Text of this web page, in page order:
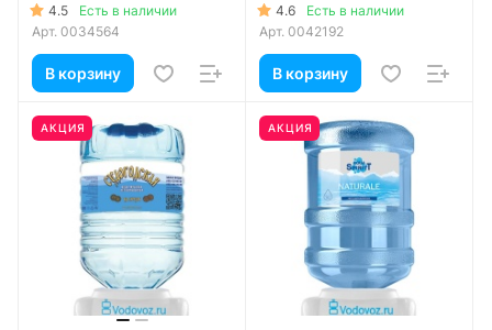
4.5
Есть в наличии
Арт. 0034564
В корзину
4.6
Есть в наличии
Арт. 0042192
В корзину
АКЦИЯ АКЦИЯ